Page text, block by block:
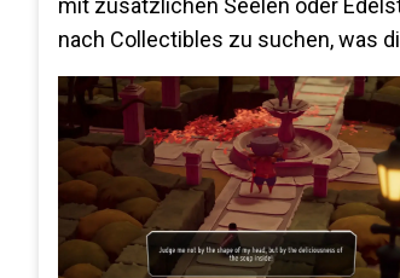
nach Collectibles zu suchen, was